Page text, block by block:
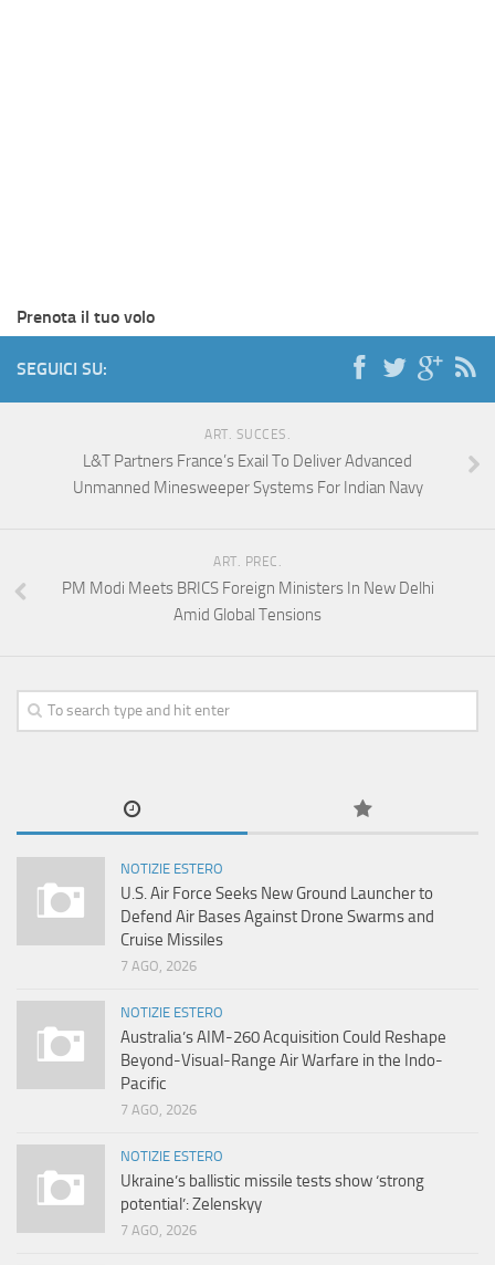
Prenota il tuo volo
SEGUICI SU:
ART. SUCCES.
L&T Partners France’s Exail To Deliver Advanced
Unmanned Minesweeper Systems For Indian Navy
ART. PREC.
PM Modi Meets BRICS Foreign Ministers In New Delhi
Amid Global Tensions
NOTIZIE ESTERO
U.S. Air Force Seeks New Ground Launcher to
Defend Air Bases Against Drone Swarms and
Cruise Missiles
7 AGO, 2026
NOTIZIE ESTERO
Australia’s AIM-260 Acquisition Could Reshape
Beyond-Visual-Range Air Warfare in the Indo-
Pacific
7 AGO, 2026
NOTIZIE ESTERO
Ukraine’s ballistic missile tests show ‘strong
potential’: Zelenskyy
7 AGO, 2026